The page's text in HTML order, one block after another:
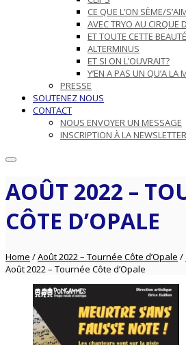
CE QUE L’ON SÈME/
AVEC TRYO AU CIRQUE
ET TOUTE CETTE BEAUTÉ
ALTERMINUS
ET SI ON L’OUVRAIT?
Y’EN A PAS UN QU’A LA
PRESSE
SOUTENEZ NOUS
CONTACT
NOUS ENVOYER UN MESSAGE
INSCRIPTION À LA NEWSLETTER
AOÛT 2022 –
CÔTE D’OPALE
Home /Août 2022 – Tournée Côte d’Opale /
Août 2022 – Tournée Côte d’Opale